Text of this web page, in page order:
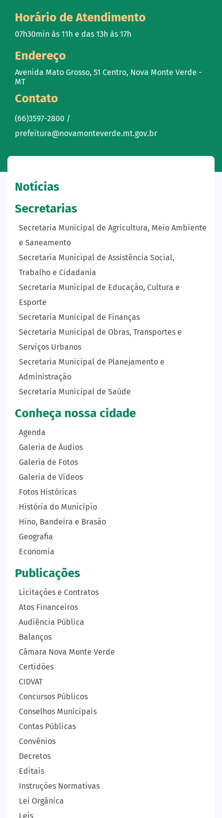
Horário de Atendimento
07h30min às 11h e das 13h às 17h
Endereço
Avenida Mato Grosso, 51 Centro, Nova Monte Verde -
MT
Contato
(66)3597-2800 /
prefeitura@novamonteverde.mt.gov.br
Notícias
Secretarias
Secretaria Municipal de Agricultura, Meio Ambiente
e Saneamento
Secretaria Municipal de Assistência Social,
Trabalho e Cidadania
Secretaria Municipal de Educação, Cultura e
Esporte
Secretaria Municipal de Finanças
Secretaria Municipal de Obras, Transportes e
Serviços Urbanos
Secretaria Municipal de Planejamento e
Administração
Secretaria Municipal de Saúde
Conheça nossa cidade
Agenda
Galeria de Áudios
Galeria de Fotos
Galeria de Vídeos
Fotos Históricas
História do Município
Hino, Bandeira e Brasão
Geografia
Economia
Publicações
Licitações e Contratos
Atos Financeiros
Audiência Pública
Balanços
Câmara Nova Monte Verde
Certidões
CIDVAT
Concursos Públicos
Conselhos Municipais
Contas Públicas
Convênios
Decretos
Editais
Instruções Normativas
Lei Orgânica
Leis